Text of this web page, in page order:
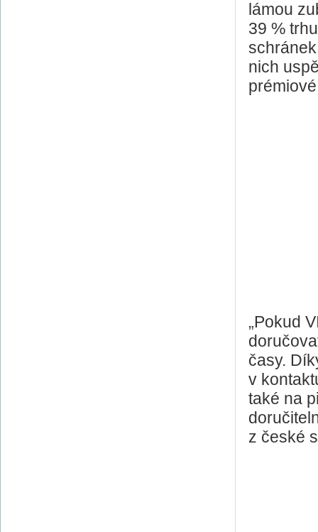
lámou
39 %
nich
„Pokud
časy.
v
také na
z české